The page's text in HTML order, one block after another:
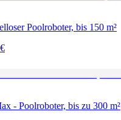
Poolroboter, bis 150 m²
- Poolroboter, bis zu 300 m²